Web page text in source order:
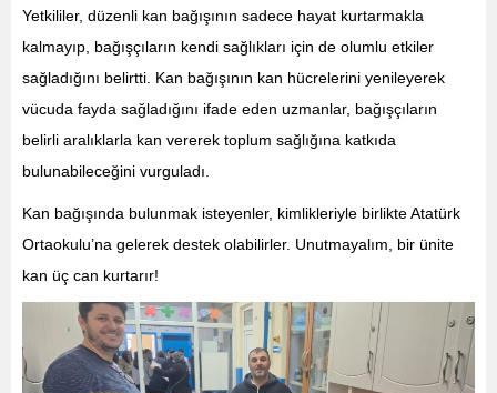
Yetkililer, düzenli kan bağışının sadece hayat kurtarmakla
kalmayıp, bağışçıların kendi sağlıkları için de olumlu etkiler
sağladığını belirtti. Kan bağışının kan hücrelerini yenileyerek
vücuda fayda sağladığını ifade eden uzmanlar, bağışçıların
belirli aralıklarla kan vererek toplum sağlığına katkıda
bulunabileceğini vurguladı.
Kan bağışında bulunmak isteyenler, kimlikleriyle birlikte Atatürk
Ortaokulu’na gelerek destek olabilirler. Unutmayalım, bir ünite
kan üç can kurtarır!